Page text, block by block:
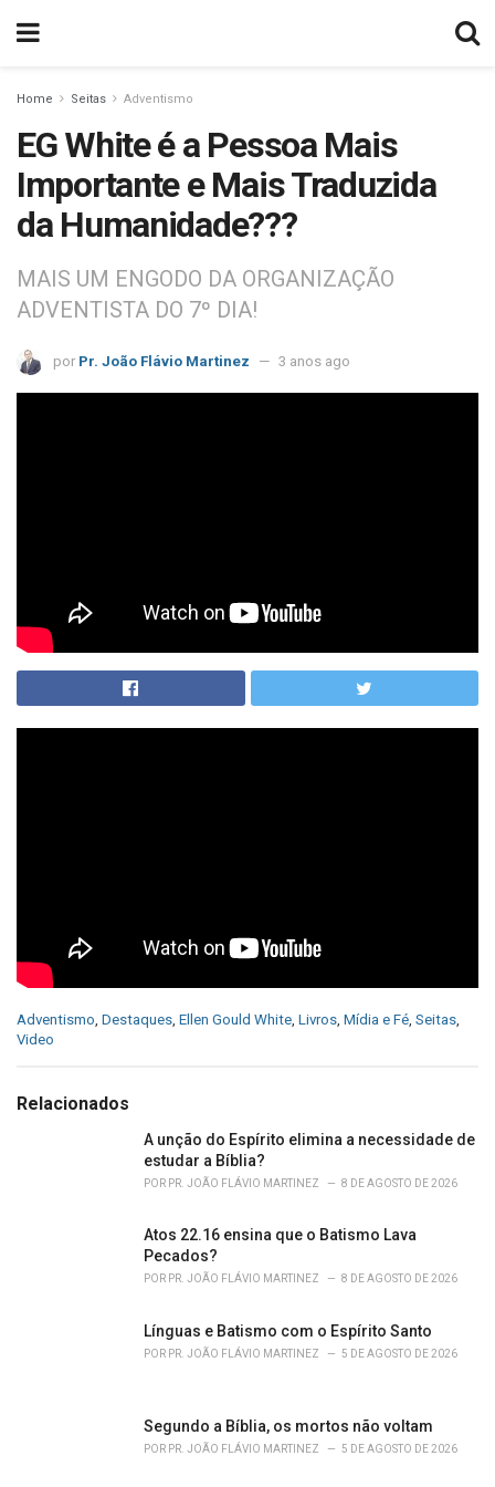
Home Seitas Adventismo
EG White é a Pessoa Mais
Importante e Mais Traduzida
da Humanidade???
MAIS UM ENGODO DA ORGANIZAÇÃO
ADVENTISTA DO 7º DIA!
por Pr. João Flávio Martinez 3 anos ago
C
a
g
Adventismo, Destaques, Ellen Gould White, Livros, Mídia e Fé, Seitas,
Video
Relacionados
A unção do Espírito elimina a necessidade de
estudar a Bíblia?
POR PR. JOÃO FLÁVIO MARTINEZ 8 DE AGOSTO DE 2026
Atos 22.16 ensina que o Batismo Lava
Pecados?
POR PR. JOÃO FLÁVIO MARTINEZ 8 DE AGOSTO DE 2026
Línguas e Batismo com o Espírito Santo
POR PR. JOÃO FLÁVIO MARTINEZ 5 DE AGOSTO DE 2026
Segundo a Bíblia, os mortos não voltam
POR PR. JOÃO FLÁVIO MARTINEZ 5 DE AGOSTO DE 2026